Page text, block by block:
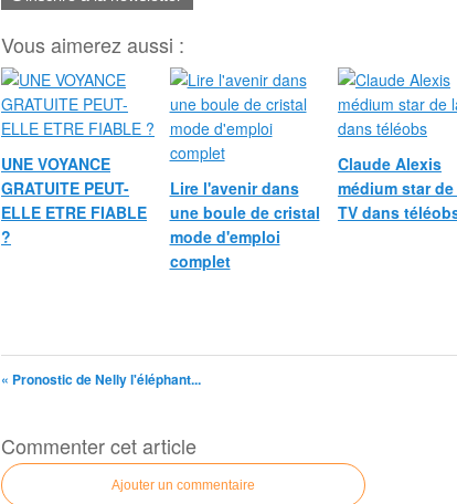
Vous aimerez aussi :
UNE VOYANCE
GRATUITE PEUT-
ELLE ETRE FIABLE
?
Lire l'avenir dans
une boule de cristal
mode d'emploi
complet
Claude Alexis
médium star
TV dans
« Pronostic de Nelly l'éléphant...
Commenter cet article
Ajouter un commentaire